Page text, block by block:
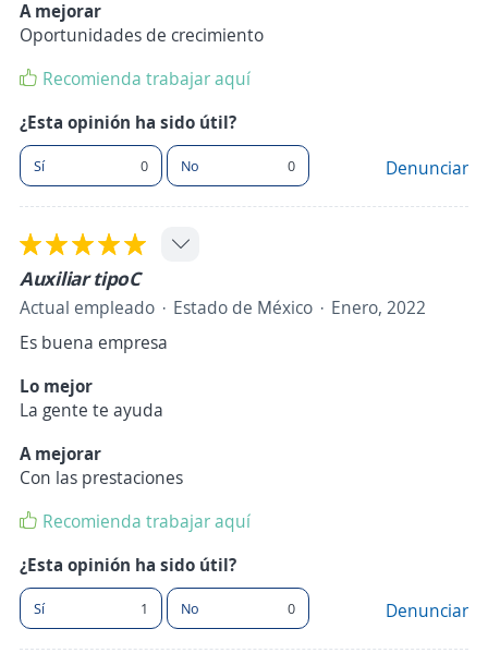
A mejorar
Oportunidades de crecimiento
Recomienda trabajar aquí
¿Esta opinión ha sido útil?
Sí 0 No 0 Denunciar
Auxiliar tipoC
Actual empleado Estado de México
Enero, 2022
Es buena empresa
Lo mejor
La gente te ayuda
A mejorar
Con las prestaciones
Recomienda trabajar aquí
¿Esta opinión ha sido útil?
Sí 1 No 0 Denunciar